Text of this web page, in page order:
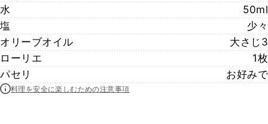
水
50ml
塩
少々
オリーブオイル
大さじ3
ローリエ
1枚
パセリ
お好みで
料理を安全に楽しむための注意事項